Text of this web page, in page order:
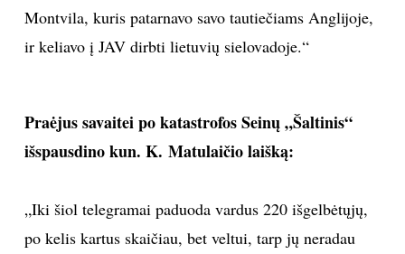
Montvila, kuris patarnavo savo tautiečiams Anglijoje,
ir keliavo į JAV dirbti lietuvių sielovadoje.“
Praėjus savaitei po katastrofos Seinų „Šaltinis“
išspausdino kun. K. Matulaičio laišką:
„Iki šiol telegramai paduoda vardus 220 išgelbėtųjų,
po kelis kartus skaičiau, bet veltui, tarp jų neradau